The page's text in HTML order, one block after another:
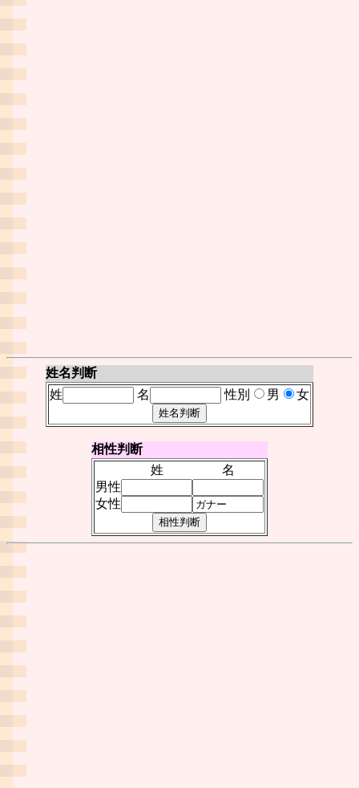
姓名判断
姓
名 性別 男 女
相性判断
姓
名
男性
女性